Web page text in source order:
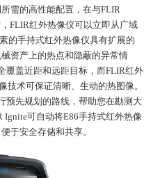
需的高性能配置，在与FLIR
FLIR红外热像仪可以立即从广域
的手持式红外热像仪具有扩展的
资产上的热点和隐蔽的异常情
覆盖近距和远距目标，而FLIR红外
技术可保证清晰、生动的热图像。
预先规划的路线，帮助您在勘测大
Ignite可自动将E86手持式红外热像
于安全存储和共享。